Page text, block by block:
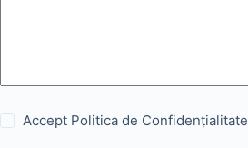
Accept Politica de Confidențialitate